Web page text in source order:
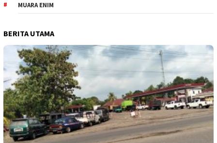
MUARA ENIM
BERITA UTAMA